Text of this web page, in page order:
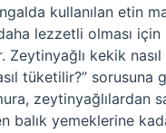
kullanılan etin
lezzetli olması
kekik nasıl
tüketilir?” sorusuna
zeytinyağlılardan
balık yemeklerine